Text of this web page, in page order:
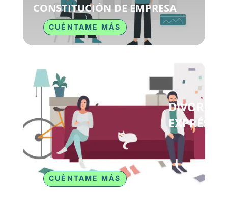
CONSTITUCIÓN DE EMPRESA
CUÉNTAME MÁS
DIVORCIO
EXPRÉS
CUÉNTAME MÁS